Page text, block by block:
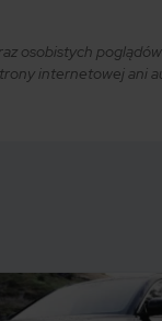
osobistych
internetowej ani